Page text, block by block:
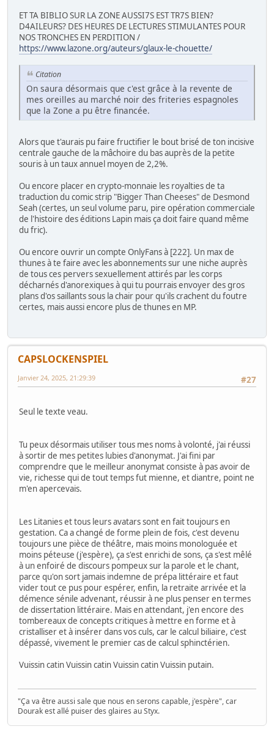
ET TA BIBLIO SUR LA ZONE AUSSI7S EST TR7S BIEN?
D4AILEURS? DES HEURES DE LECTURES STIMULANTES POUR
NOS TRONCHES EN PERDITION /
https://www.lazone.org/auteurs/glaux-le-chouette/
Citation
On saura désormais que c'est grâce à la revente de
mes oreilles au marché noir des friteries espagnoles
que la Zone a pu être financée.
Alors que t'aurais pu faire fructifier le bout brisé de ton incisive
centrale gauche de la mâchoire du bas auprès de la petite
souris à un taux annuel moyen de 2,2%.
Ou encore placer en crypto-monnaie les royalties de ta
traduction du comic strip "Bigger Than Cheeses" de Desmond
Seah (certes, un seul volume paru, pire opération commerciale
de l'histoire des éditions Lapin mais ça doit faire quand même
du fric).
Ou encore ouvrir un compte OnlyFans à [222]. Un max de
thunes à te faire avec les abonnements sur une niche auprès
de tous ces pervers sexuellement attirés par les corps
décharnés d'anorexiques à qui tu pourrais envoyer des gros
plans d'os saillants sous la chair pour qu'ils crachent du foutre
certes, mais aussi encore plus de thunes en MP.
CAPSLOCKENSPIEL
#27
Janvier 24, 2025, 21:29:39
Seul le texte veau.
Tu peux désormais utiliser tous mes noms à volonté, j'ai réussi
à sortir de mes petites lubies d'anonymat. J'ai fini par
comprendre que le meilleur anonymat consiste à pas avoir de
vie, richesse qui de tout temps fut mienne, et diantre, point ne
m'en apercevais.
Les Litanies et tous leurs avatars sont en fait toujours en
gestation. Ca a changé de forme plein de fois, c'est devenu
toujours une pièce de théâtre, mais moins monologuée et
moins péteuse (j'espère), ça s'est enrichi de sons, ça s'est mêlé
à un enfoiré de discours pompeux sur la parole et le chant,
parce qu'on sort jamais indemne de prépa littéraire et faut
vider tout ce pus pour espérer, enfin, la retraite arrivée et la
démence sénile advenant, réussir à ne plus penser en termes
de dissertation littéraire. Mais en attendant, j'en encore des
tombereaux de concepts critiques à mettre en forme et à
cristalliser et à insérer dans vos culs, car le calcul biliaire, c'est
dépassé, vivement le premier cas de calcul sphinctérien.
Vuissin catin Vuissin catin Vuissin catin Vuissin putain.
"Ça va être aussi sale que nous en serons capable, j'espère", car
Dourak est allé puiser des glaires au Styx.